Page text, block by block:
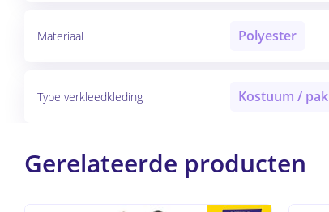
Materiaal Polyester
Type verkleedkleding Kostuum / pak
Gerelateerde producten